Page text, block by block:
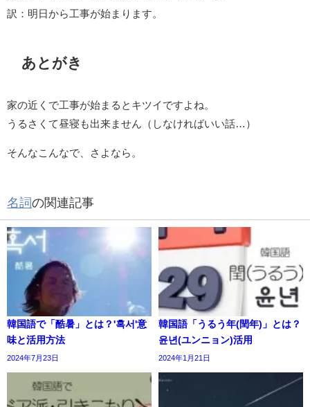
訳：明日から工事が始まります。
あとがき
家の近くで工事が始まるとキツイですよね。
うるさくて昼寝も出来ません（しなければいい話…）
そんなこんなで、さよなら。
名詞の関連記事
韓国語で「酷暑」とは？'혹서'意
味と活用方法
2024年7月23日
韓国語「うるう年(閏年)」とは？
윤년(ユンニョン)活用
2024年1月21日